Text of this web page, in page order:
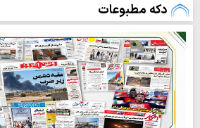
دکه مطبوعات